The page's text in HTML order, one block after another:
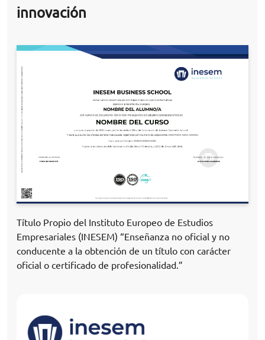
innovación
Título Propio del Instituto Europeo de Estudios
Empresariales (INESEM) “Enseñanza no oficial y no
conducente a la obtención de un título con carácter
oficial o certificado de profesionalidad.”